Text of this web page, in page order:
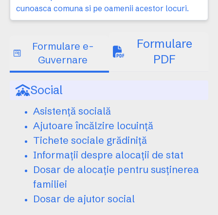
cunoasca comuna si pe oamenii acestor locuri.
Formulare e-
Guvernare
Formulare
PDF
Social
Asistență socială
Ajutoare încălzire locuință
Tichete sociale grădiniță
Informații despre alocații de stat
Dosar de alocație pentru susținerea
familiei
Dosar de ajutor social